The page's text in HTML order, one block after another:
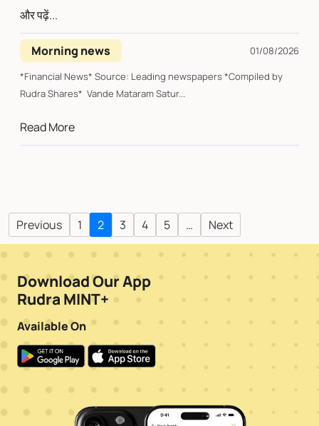
और पढ़ें...
Morning news
01/08/2026
*Financial News* Source: Leading newspapers *Compiled by
Rudra Shares* Vande Mataram Satur...
Read More
Previous 1 2 3 4 5 … Next
Download Our App
Rudra MINT+
Available On